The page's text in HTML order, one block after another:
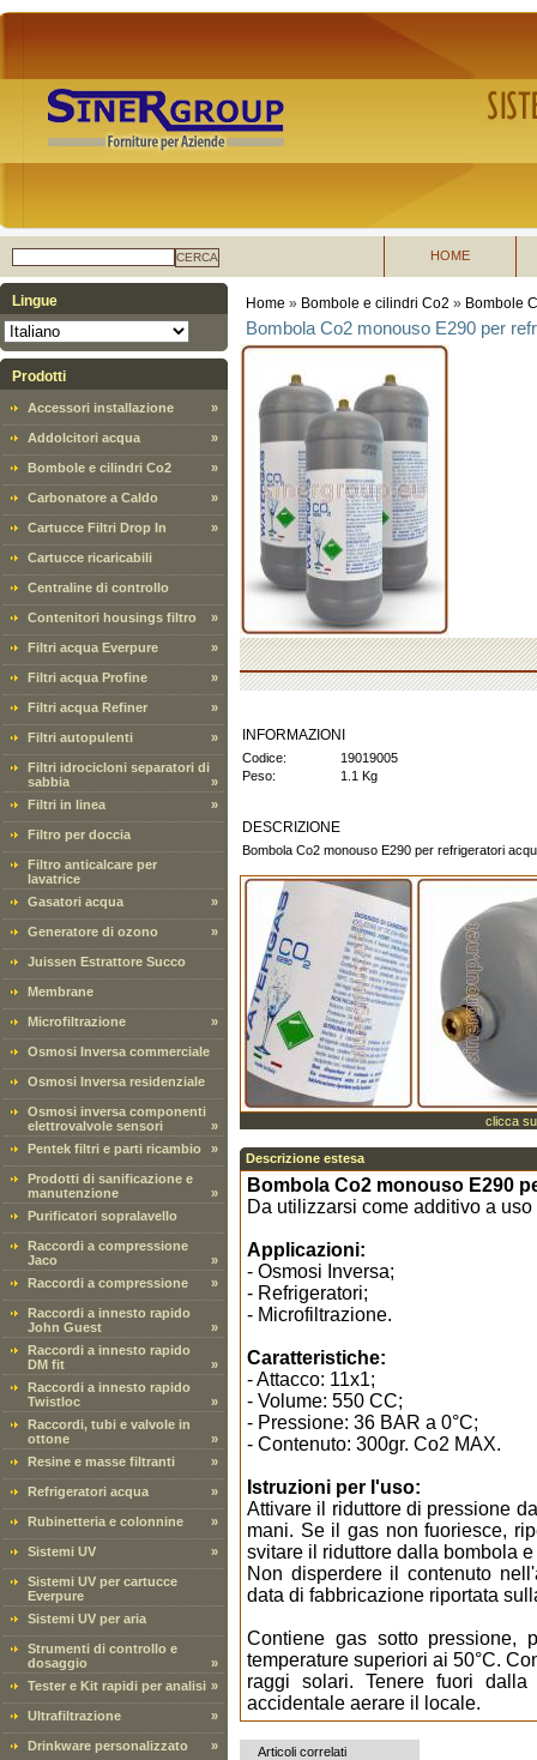
CERCA HOME
Lingue
Prodotti
Accessori installazione »
Addolcitori acqua »
Bombole e cilindri Co2 »
Carbonatore a Caldo »
Cartucce Filtri Drop In »
Cartucce ricaricabili
Centraline di controllo
Contenitori housings filtro »
Filtri acqua Everpure »
Filtri acqua Profine »
Filtri acqua Refiner »
Filtri autopulenti »
Filtri idrocicloni separatori di
sabbia
»
Filtri in linea
»
Filtro per doccia
Filtro anticalcare per
lavatrice
Gasatori acqua
»
Generatore di ozono »
Juissen Estrattore Succo
Membrane
Microfiltrazione »
Osmosi Inversa commerciale
Osmosi Inversa residenziale
Osmosi inversa componenti
elettrovalvole sensori
»
Pentek filtri e parti ricambio
»
Prodotti di sanificazione e
manutenzione
»
Purificatori sopralavello
Raccordi a compressione
Jaco
»
Raccordi a compressione
»
Raccordi a innesto rapido
John Guest
»
Raccordi a innesto rapido
DM fit
»
Raccordi a innesto rapido
Twistloc
»
Raccordi, tubi e valvole in
ottone
»
Resine e masse filtranti
»
Refrigeratori acqua »
Rubinetteria e colonnine »
Sistemi UV »
Sistemi UV per cartucce
Everpure
Sistemi UV per aria
Strumenti di controllo e
dosaggio
»
Tester e Kit rapidi per analisi »
Ultrafiltrazione »
Drinkware personalizzato »
Home » Bombole e cilindri Co2 » Bombole
Bombola Co2 monouso E290 per
INFORMAZIONI
Codice:
19019005
Peso:
1.1 Kg
DESCRIZIONE
Bombola Co2 monouso E290 per refrigeratori
clicca
Descrizione estesa
Bombola Co2 monouso E290
Da utilizzarsi come additivo a
Applicazioni:
- Osmosi Inversa;
- Refrigeratori;
- Microfiltrazione.
Caratteristiche:
- Attacco: 11x1;
- Volume: 550 CC;
- Pressione: 36 BAR a 0°C;
- Contenuto: 300gr. Co2 MAX.
Istruzioni per l'uso:
Attivare il riduttore di pressione
mani. Se il gas non fuoriesce,
svitare il riduttore dalla bombola
Non disperdere il contenuto
data di fabbricazione riportata
Contiene gas sotto pressione,
temperature superiori ai 50°C.
raggi solari. Tenere fuori
accidentale aerare il locale.
Articoli correlati